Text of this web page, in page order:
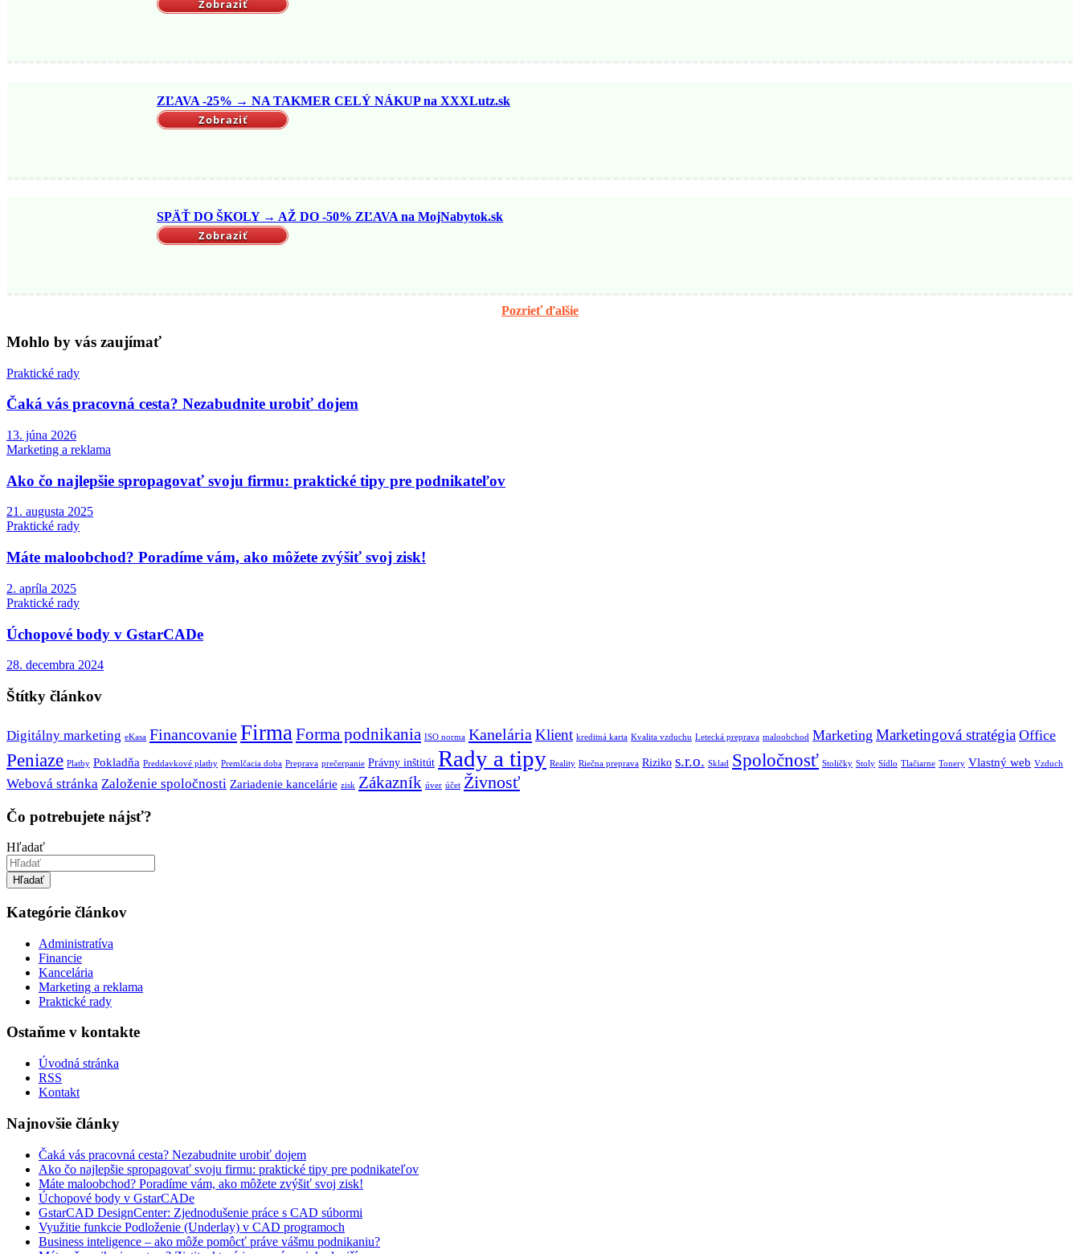
Zobraziť
ZĽAVA -25% → NA TAKMER CELÝ NÁKUP na XXXLutz.sk
Zobraziť
SPÄŤ DO ŠKOLY → AŽ DO -50% ZĽAVA na MojNabytok.sk
Zobraziť
Pozrieť ďalšie
Mohlo by vás zaujímať
Praktické rady
Čaká vás pracovná cesta? Nezabudnite urobiť dojem
13. júna 2026
Marketing a reklama
Ako čo najlepšie spropagovať svoju firmu: praktické tipy pre podnikateľov
21. augusta 2025
Praktické rady
Máte maloobchod? Poradíme vám, ako môžete zvýšiť svoj zisk!
2. apríla 2025
Praktické rady
Úchopové body v GstarCADe
28. decembra 2024
Štítky článkov
Digitálny marketing eKasa FinancovanieFirma Forma podnikania ISO norma Kanelária Klient kreditná karta Kvalita vzduchu Letecká preprava maloobchod Marketing Marketingová stratégia Office
Peniaze Platby Pokladňa Preddavkové platby Premlčacia doba Preprava prečerpanie Právny inštitút Rady a tipy Reality Riečna preprava Riziko s.r.o. Sklad Spoločnosť Stoličky Stoly Sídlo Tlačiarne Tonery Vlastný web Vzduch
Webová stránka Založenie spoločnosti Zariadenie kancelárie zisk Zákazník úver účet Živnosť
Čo potrebujete nájsť?
Hľadať
Hľadať
Kategórie článkov
Administratíva
Financie
Kancelária
Marketing a reklama
Praktické rady
Ostaňme v kontakte
Úvodná stránka
RSS
Kontakt
Najnovšie články
Čaká vás pracovná cesta? Nezabudnite urobiť dojem
Ako čo najlepšie spropagovať svoju firmu: praktické tipy pre podnikateľov
Máte maloobchod? Poradíme vám, ako môžete zvýšiť svoj zisk!
Úchopové body v GstarCADe
GstarCAD DesignCenter: Zjednodušenie práce s CAD súbormi
Využitie funkcie Podloženie (Underlay) v CAD programoch
Business inteligence – ako môže pomôcť práve vášmu podnikaniu?